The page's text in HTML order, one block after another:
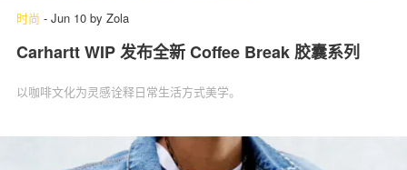
时尚 - Jun 10 by Zola
Carhartt WIP 发布全新 Coffee Break 胶囊系列
以咖啡文化为灵感诠释日常生活方式美学。